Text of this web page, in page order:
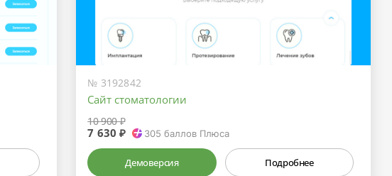
№ 3192842
Сайт стоматологии
10 900 ₽
7 630 ₽ 305 баллов Плюса
Демоверсия Подробнее